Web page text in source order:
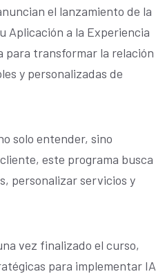
el lanzamiento de la
Aplicación a la Experiencia
para transformar la relación
y personalizadas de
solo entender, sino
este programa busca
personalizar servicios y
vez finalizado el curso,
para implementar IA